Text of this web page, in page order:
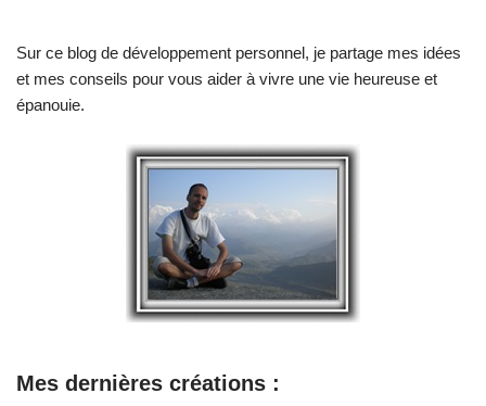
Sur ce blog de développement personnel, je partage mes idées
et mes conseils pour vous aider à vivre une vie heureuse et
épanouie.
Mes dernières créations :